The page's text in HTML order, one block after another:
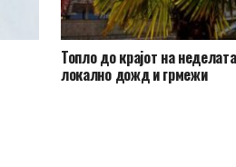
Топло до крајот на
локално дожд и грмежи